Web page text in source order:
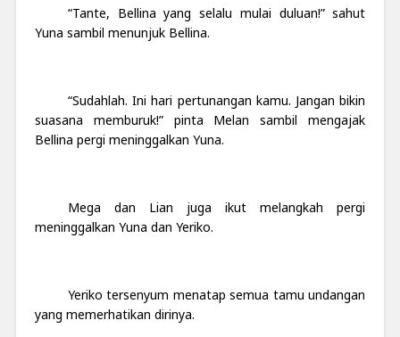
“Tante, Bellina yang selalu mulai duluan!” sahut
Yuna sambil menunjuk Bellina.
“Sudahlah. Ini hari pertunangan kamu. Jangan bikin
suasana memburuk!” pinta Melan sambil mengajak
Bellina pergi meninggalkan Yuna.
Mega dan Lian juga ikut melangkah pergi
meninggalkan Yuna dan Yeriko.
Yeriko tersenyum menatap semua tamu undangan
yang memerhatikan dirinya.